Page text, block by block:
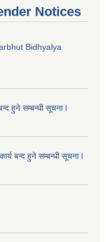
Notices
Bidhyalya
हुने सम्बन्धी सूचना l
बन्द हुने सम्बन्धी सूचना l